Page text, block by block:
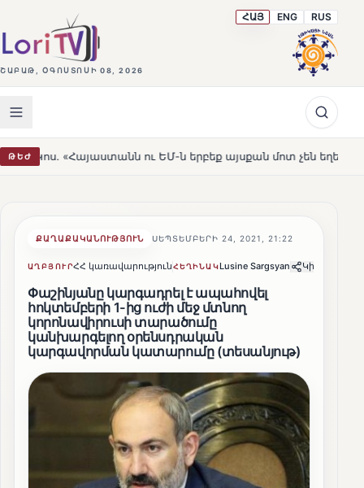
ՇԱԲԱԹ, ՕԳՈՍՏՈՍԻ 08, 2026
ՀԱՅ ENG RUS
ԹԵԺու ԵՄ-ն երբեք այսքան մոտ չեն եղել» HOT
ՔԱՂԱՔԱԿԱՆՈՒԹՅՈՒՆ ՍԵՊՏԵՄԲԵՐԻ 24, 2021, 21:22
ԱՂԲՅՈՒՐՀՀ կառավարությունՀԵՂԻՆԱԿLusine Sargsyan Կիսվել
Փաշինյանը կարգադրել է ապահովել
հոկտեմբերի 1-ից ուժի մեջ մտնող
կորոնավիրուսի տարածումը
կանխարգելող օրենսդրական
կարգավորման կատարումը (տեսանյութ)